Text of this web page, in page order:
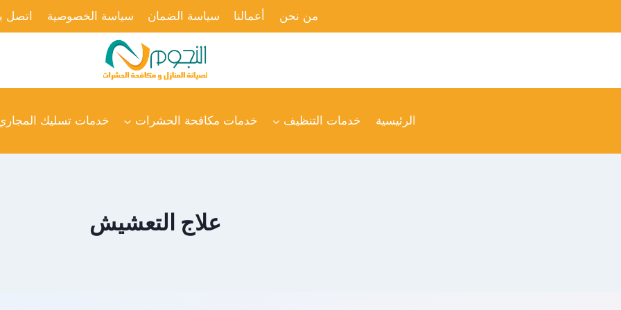
من نحن أعمالنا سياسة الضمان سياسة الخصوصية اتصل
الرئيسية خدمات التنظيف خدمات مكافحة الحشرات خدمات تسليك
علاج التعشيش